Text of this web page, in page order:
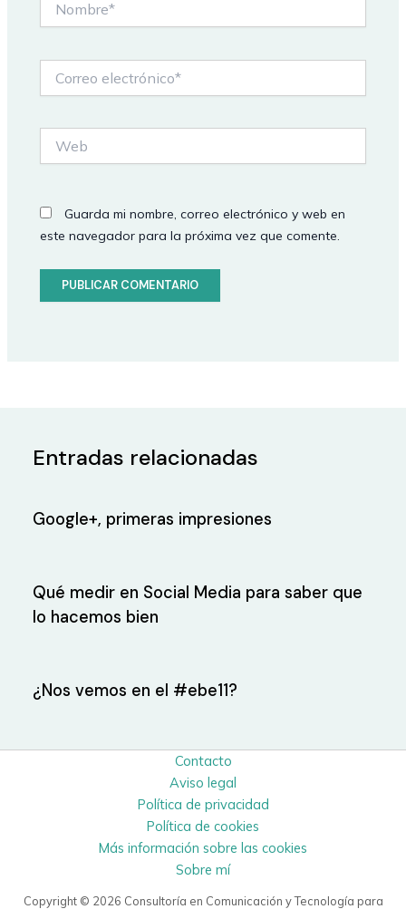
electrónico*
Guarda mi nombre, correo electrónico y web en
este navegador para la próxima vez que comente.
Entradas relacionadas
Google+, primeras impresiones
Qué medir en Social Media para saber que
lo hacemos bien
¿Nos vemos en el #ebe11?
Contacto
Aviso legal
Política de privacidad
Política de cookies
Más información sobre las cookies
Sobre mí
Copyright © 2026 Consultoría en Comunicación y Tecnología para